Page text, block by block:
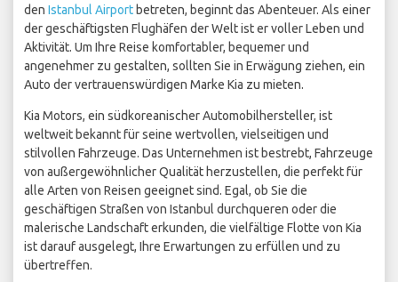
den Istanbul Airport betreten, beginnt das Abenteuer. Als einer
der geschäftigsten Flughäfen der Welt ist er voller Leben und
Aktivität. Um Ihre Reise komfortabler, bequemer und
angenehmer zu gestalten, sollten Sie in Erwägung ziehen, ein
Auto der vertrauenswürdigen Marke Kia zu mieten.
Kia Motors, ein südkoreanischer Automobilhersteller, ist
weltweit bekannt für seine wertvollen, vielseitigen und
stilvollen Fahrzeuge. Das Unternehmen ist bestrebt, Fahrzeuge
von außergewöhnlicher Qualität herzustellen, die perfekt für
alle Arten von Reisen geeignet sind. Egal, ob Sie die
geschäftigen Straßen von Istanbul durchqueren oder die
malerische Landschaft erkunden, die vielfältige Flotte von Kia
ist darauf ausgelegt, Ihre Erwartungen zu erfüllen und zu
übertreffen.